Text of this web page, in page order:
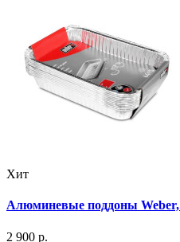
Хит
Алюминевые поддоны
2 900 р.